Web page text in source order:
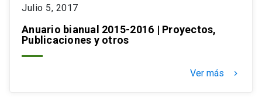
Julio 5, 2017
Anuario bianual 2015-2016 | Proyectos,
Publicaciones y otros
Ver más keyboard_arrow_right